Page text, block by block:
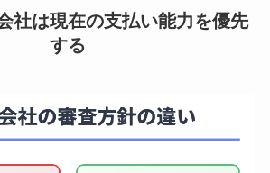
社は現在の支払い能力を優先
する